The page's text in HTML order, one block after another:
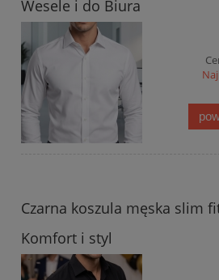
Wesele i do Biura
Czarna koszula męska slim
Komfort i styl